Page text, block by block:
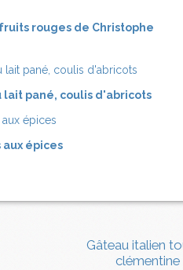
rouges de Christophe
lait pané, coulis d'abricots
épices
Gâteau italien
clémentine